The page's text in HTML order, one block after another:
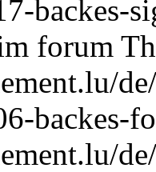
backes-
forum
backes-